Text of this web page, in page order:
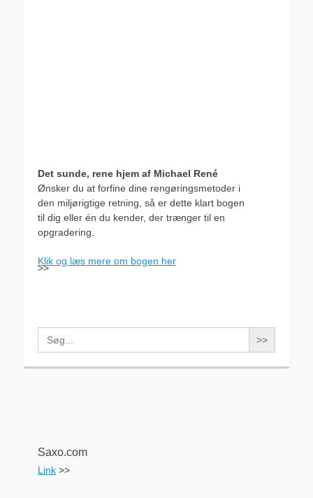
Det sunde, rene hjem af Michael René
Ønsker du at forfine dine rengøringsmetoder i
den miljørigtige retning, så er dette klart bogen
til dig eller én du kender, der trænger til en
opgradering.
Klik og læs mere om bogen her
>>
Search
for:
Saxo.com
Link >>